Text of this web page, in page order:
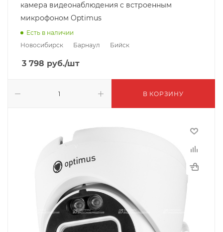
камера видеонаблюдения с встроенным
микрофоном Optimus
Есть в наличии
Новосибирск
Барнаул Бийск
3 798 руб./шт
В КОРЗИНУ